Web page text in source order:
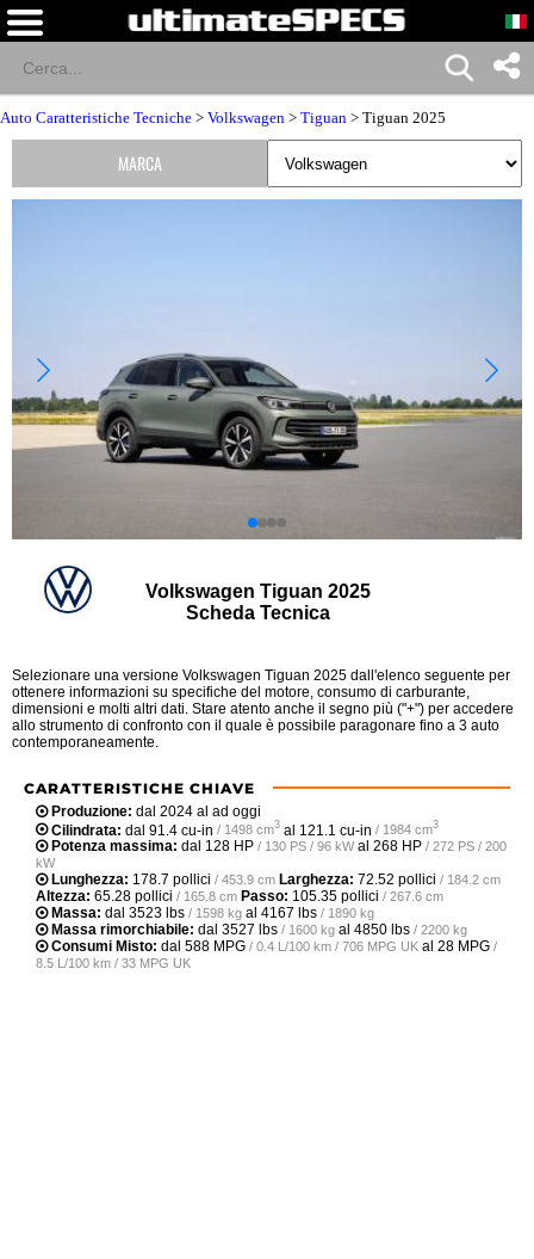
Auto Caratteristiche Tecniche > Volkswagen > Tiguan > Tiguan 2025
Volkswagen Tiguan 2025
Scheda Tecnica
Selezionare una versione Volkswagen Tiguan 2025 dall'elenco seguente per
ottenere informazioni su specifiche del motore, consumo di carburante,
dimensioni e molti altri dati. Stare atento anche il segno più ("+") per accedere
allo strumento di confronto con il quale è possibile paragonare fino a 3 auto
contemporaneamente.
CARATTERISTICHE CHIAVE
Produzione: dal 2024 al ad oggi
Cilindrata: dal 91.4 cu-in / 1498 cm3 al 121.1 cu-in / 1984 cm3
Potenza massima: dal 128 HP / 130 PS / 96 kWal 268 HP / 272 PS / 200
kW
Lunghezza: 178.7 pollici / 453.9 cm Larghezza: 72.52 pollici / 184.2 cm
Altezza: 65.28 pollici / 165.8 cm Passo: 105.35 pollici / 267.6 cm
Massa: dal 3523 lbs / 1598 kg al 4167 lbs / 1890 kg
Massa rimorchiabile: dal 3527 lbs / 1600 kg al 4850 lbs / 2200 kg
Consumi Misto: dal 588 MPG / 0.4 L/100 km / 706 MPG UK al 28 MPG /
8.5 L/100 km / 33 MPG UK
MARCA